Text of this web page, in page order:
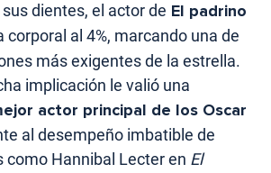
dientes, el actor de El padrino
corporal al 4%, marcando una de
más exigentes de la estrella.
implicación le valió una
actor principal de los Oscar
al desempeño imbatible de
como Hannibal Lecter en El